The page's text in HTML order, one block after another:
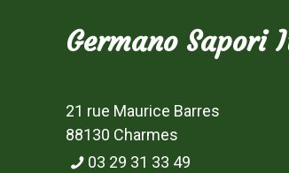
Germano Sapori
21 rue Maurice Barres
88130 Charmes
03 29 31 33 49